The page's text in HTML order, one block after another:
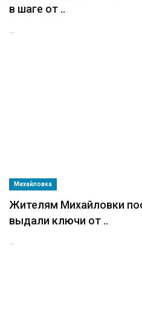
в шаге от ..
...
Михайловка
Жителям Михайловки
выдали ключи от ..
...